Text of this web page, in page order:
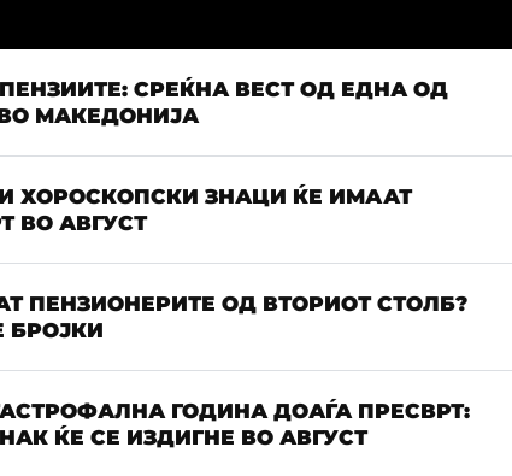
СРЕЌНА ВЕСТ ОД ЕДНА ОД
МАКЕДОНИЈА
ХОРОСКОПСКИ ЗНАЦИ ЌЕ ИМААТ
ВО АВГУСТ
ПЕНЗИОНЕРИТЕ ОД ВТОРИОТ СТОЛБ?
БРОЈКИ
ГОДИНА ДОАЃА ПРЕСВРТ:
ЌЕ СЕ ИЗДИГНЕ ВО АВГУСТ